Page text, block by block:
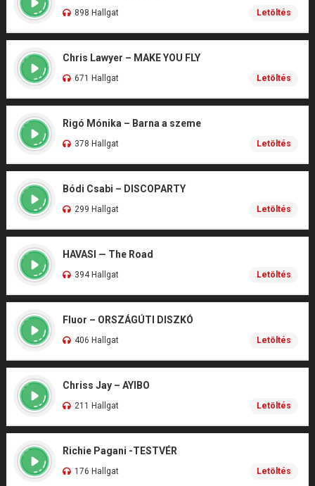
898 Hallgat Letöltés
Chris Lawyer – MAKE YOU FLY
671 Hallgat Letöltés
Rigó Mónika – Barna a szeme
378 Hallgat Letöltés
Bódi Csabi – DISCOPARTY
299 Hallgat Letöltés
HAVASI — The Road
394 Hallgat Letöltés
Fluor – ORSZÁGÚTI DISZKÓ
406 Hallgat Letöltés
Chriss Jay – AYIBO
211 Hallgat Letöltés
Richie Pagani -TESTVÉR
176 Hallgat Letöltés